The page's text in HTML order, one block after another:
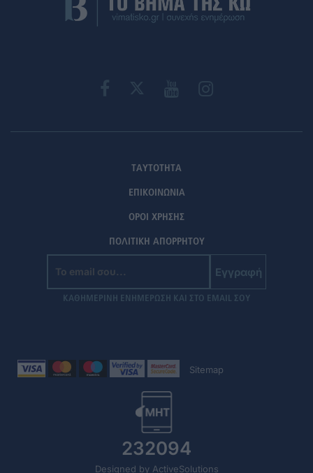
ΤΑΥΤΟΤΗΤΑ
ΕΠΙΚΟΙΝΩΝΙΑ
ΟΡΟΙ ΧΡΗΣΗΣ
ΠΟΛΙΤΙΚΗ ΑΠΟΡΡΗΤΟΥ
Εγγραφή
ΚΑΘΗΜΕΡΙΝΗ ΕΝΗΜΕΡΩΣΗ ΚΑΙ ΣΤΟ EMAIL ΣΟΥ
Sitemap
232094
Designed by ActiveSolutions